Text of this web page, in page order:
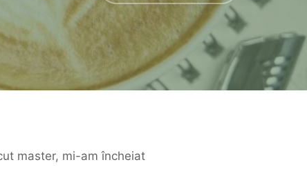
master, mi-am încheiat